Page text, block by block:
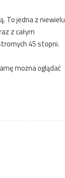
To jedna z niewielu
z całym
45 stopni.
można oglądać